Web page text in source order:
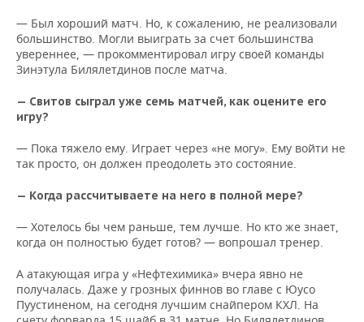
— Был хороший матч. Но, к сожалению, не реализовали
большинство. Могли выиграть за счет большинства
увереннее, — прокомментировал игру своей команды
Зинэтула Билялетдинов после матча.
— Свитов сыграл уже семь матчей, как оцените его
игру?
— Пока тяжело ему. Играет через «не могу». Ему войти не
так просто, он должен преодолеть это состояние.
— Когда рассчитываете на него в полной мере?
— Хотелось бы чем раньше, тем лучше. Но кто же знает,
когда он полностью будет готов? — вопрошал тренер.
А атакующая игра у «Нефтехимика» вчера явно не
получалась. Даже у грозных финнов во главе с Юусо
Пуустиненом, на сегодня лучшим снайпером КХЛ. На